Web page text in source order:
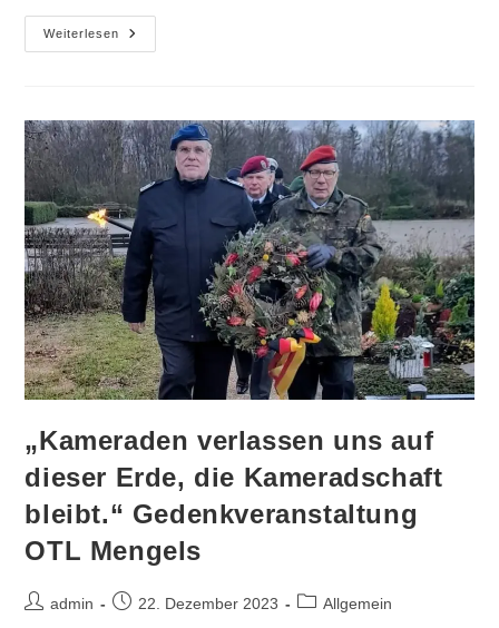
Weiterlesen
Jahresabschlussausbildung
Des
„Kameraden verlassen uns auf
dieser Erde, die Kameradschaft
bleibt.“ Gedenkveranstaltung
OTL Mengels
Beitrags-
admin
Beitrag22. Dezember 2023
Beitrags-
Allgemein